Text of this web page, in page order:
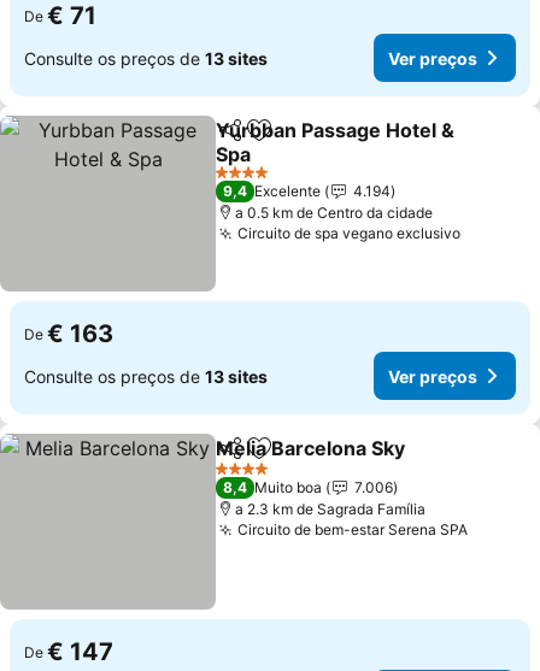
De € 71
Consulte os preços de 13 sites Ver preços
PartilharAdicionar aos favoritos
Yurbban Passage Hotel &
Spa
4 Estrelas
9,4 Excelente
4.194
a 0.5 km de Centro da cidade
Circuito de spa vegano exclusivo
De € 163
Consulte os preços de 13 sites Ver preços
PartilharAdicionar aos favoritos
Melia Barcelona Sky
4 Estrelas
8,4 Muito boa
7.006
a 2.3 km de Sagrada Família
Circuito de bem-estar Serena SPA
De € 147